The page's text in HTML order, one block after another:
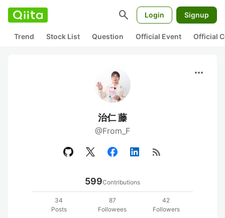
search Login Signup
Trend Stock List Question Official Event Official
more_horiz
治仁 藤
@From_F
rss_feed
599Contributions
34
Posts
87
Followees
42
Followers